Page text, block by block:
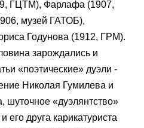
ГЦТМ), Фарлафа (1907,
музей ГАТОБ),
Годунова (1912, ГРМ).
зарождались и
«поэтические» дуэли -
Николая Гумилева и
«дуэлянтство»
друга карикатуриста